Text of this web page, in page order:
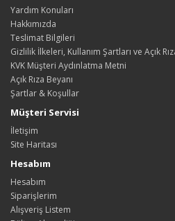
Yardım Konuları
Hakkımızda
Teslimat Bilgileri
Gizlilik İlkeleri, Kullanım Şartları ve Açık
KVK Müşteri Aydınlatma Metni
Açık Rıza Beyanı
Şartlar & Koşullar
Müşteri Servisi
İletişim
Site Haritası
Hesabım
Hesabım
Siparişlerim
Alışveriş Listem